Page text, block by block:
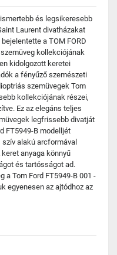
és legsikeresebb
Laurent divatházakat
a TOM FORD
kollekciójának
kidolgozott keretei
a fényűző szemészeti
szemüvegek Tom
kollekciójának részei,
Ez az elegáns teljes
legfrissebb divatját
FT5949-B modelljét
alakú arcformával
anyaga könnyű
és tartósságot ad.
a Tom Ford FT5949-B 001 -
egyenesen az ajtódhoz az